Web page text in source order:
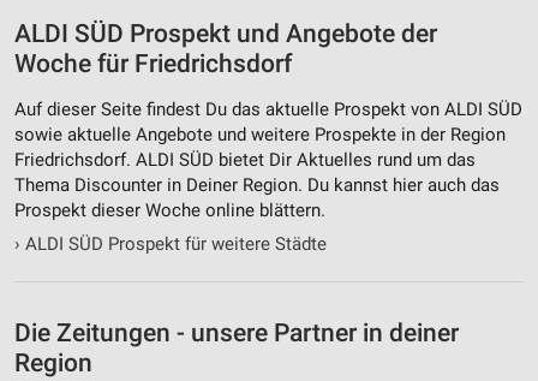
ALDI SÜD Prospekt und Angebote der
Woche für Friedrichsdorf
Auf dieser Seite findest Du das aktuelle Prospekt von ALDI SÜD
sowie aktuelle Angebote und weitere Prospekte in der Region
Friedrichsdorf. ALDI SÜD bietet Dir Aktuelles rund um das
Thema Discounter in Deiner Region. Du kannst hier auch das
Prospekt dieser Woche online blättern.
› ALDI SÜD Prospekt für weitere Städte
Die Zeitungen - unsere Partner in deiner
Region